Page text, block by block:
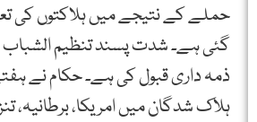
حملے کے نتیجے میں ہلاکتوں کی
گئی ہے۔ شدت پسند تنظیم
ذمہ داری قبول کی ہے۔ حکام نے
ہلاک شدگان میں امریکا، برطانیہ،